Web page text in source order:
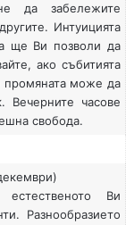
да забележите
Интуицията
ще Ви позволи да
ако събитията
промяната може да
Вечерните часове
свобода.
естественото Ви
Разнообразието